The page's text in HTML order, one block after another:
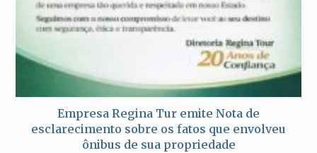
Empresa Regina Tur emite Nota de
esclarecimento sobre os fatos que envolveu
ônibus de sua propriedade